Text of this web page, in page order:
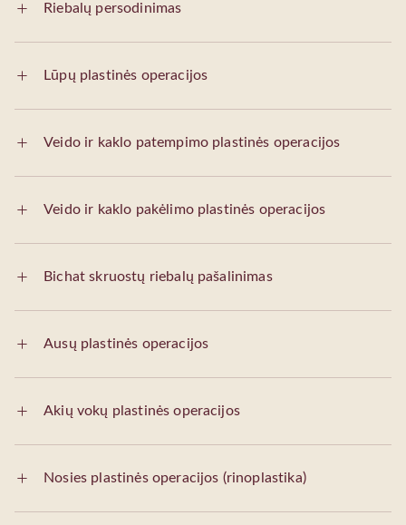
Riebalų persodinimas
Lūpų plastinės operacijos
Veido ir kaklo patempimo plastinės operacijos
Veido ir kaklo pakėlimo plastinės operacijos
Bichat skruostų riebalų pašalinimas
Ausų plastinės operacijos
Akių vokų plastinės operacijos
Nosies plastinės operacijos (rinoplastika)